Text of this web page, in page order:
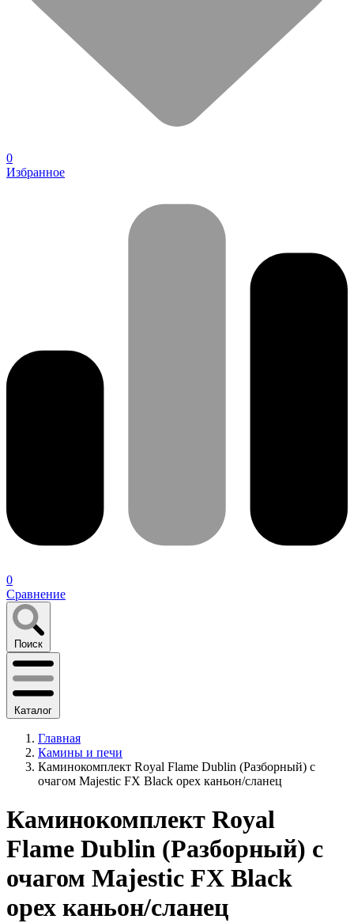
0
Избранное
0
Сравнение
Поиск
Каталог
Главная
Камины и печи
Каминокомплект Royal Flame Dublin (Разборный) с
очагом Majestic FX Black орех каньон/сланец
Каминокомплект Royal
Flame Dublin (Разборный) с
очагом Majestic FX Black
орех каньон/сланец